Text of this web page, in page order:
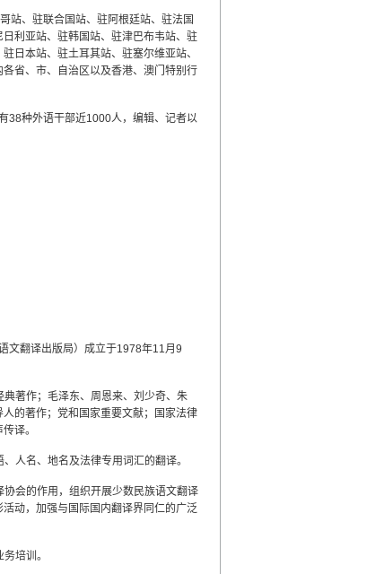
站、驻联合国站、驻阿根廷站、驻法国
利亚站、驻韩国站、驻津巴布韦站、驻
日本站、驻土耳其站、驻塞尔维亚站、
省、市、自治区以及香港、澳门特别行
38种外语干部近1000人，编辑、记者以
文翻译出版局）成立于1978年11月9
著作；毛泽东、周恩来、刘少奇、朱
的著作；党和国家重要文献；国家法律
译。
人名、地名及法律专用词汇的翻译。
会的作用，组织开展少数民族语文翻译
动，加强与国际国内翻译界同仁的广泛
培训。